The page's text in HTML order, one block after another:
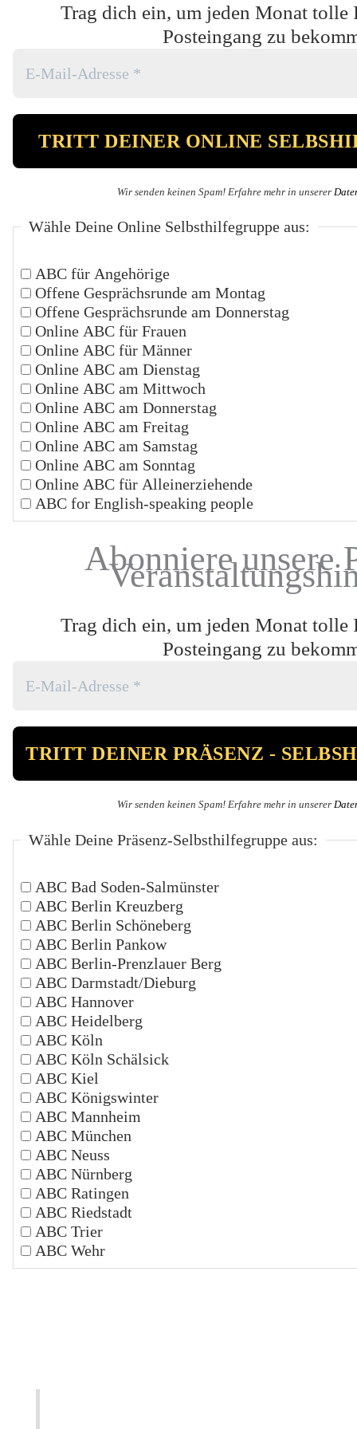
Trag dich ein, um jeden Monat tolle
Posteingang zu
Wir senden keinen Spam! Erfahre mehr in unserer
Wähle Deine Online Selbsthilfegruppe aus:
ABC für Angehörige
Offene Gesprächsrunde am Montag
Offene Gesprächsrunde am Donnerstag
Online ABC für Frauen
Online ABC für Männer
Online ABC am Dienstag
Online ABC am Mittwoch
Online ABC am Donnerstag
Online ABC am Freitag
Online ABC am Samstag
Online ABC am Sonntag
Online ABC für Alleinerziehende
ABC for English-speaking people
Abonniere unsere
Trag dich ein, um jeden Monat tolle
Posteingang zu
Wir senden keinen Spam! Erfahre mehr in unserer
Wähle Deine Präsenz-Selbsthilfegruppe aus:
ABC Bad Soden-Salmünster
ABC Berlin Kreuzberg
ABC Berlin Schöneberg
ABC Berlin Pankow
ABC Berlin-Prenzlauer Berg
ABC Darmstadt/Dieburg
ABC Hannover
ABC Heidelberg
ABC Köln
ABC Köln Schälsick
ABC Kiel
ABC Königswinter
ABC Mannheim
ABC München
ABC Neuss
ABC Nürnberg
ABC Ratingen
ABC Riedstadt
ABC Trier
ABC Wehr